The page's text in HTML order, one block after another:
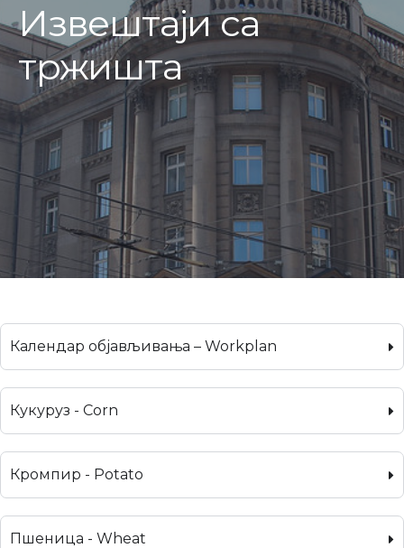
Извештаји са
тржишта
Календар објављивања – Workplan
Кукуруз - Corn
Кромпир - Potato
Пшеница - Wheat